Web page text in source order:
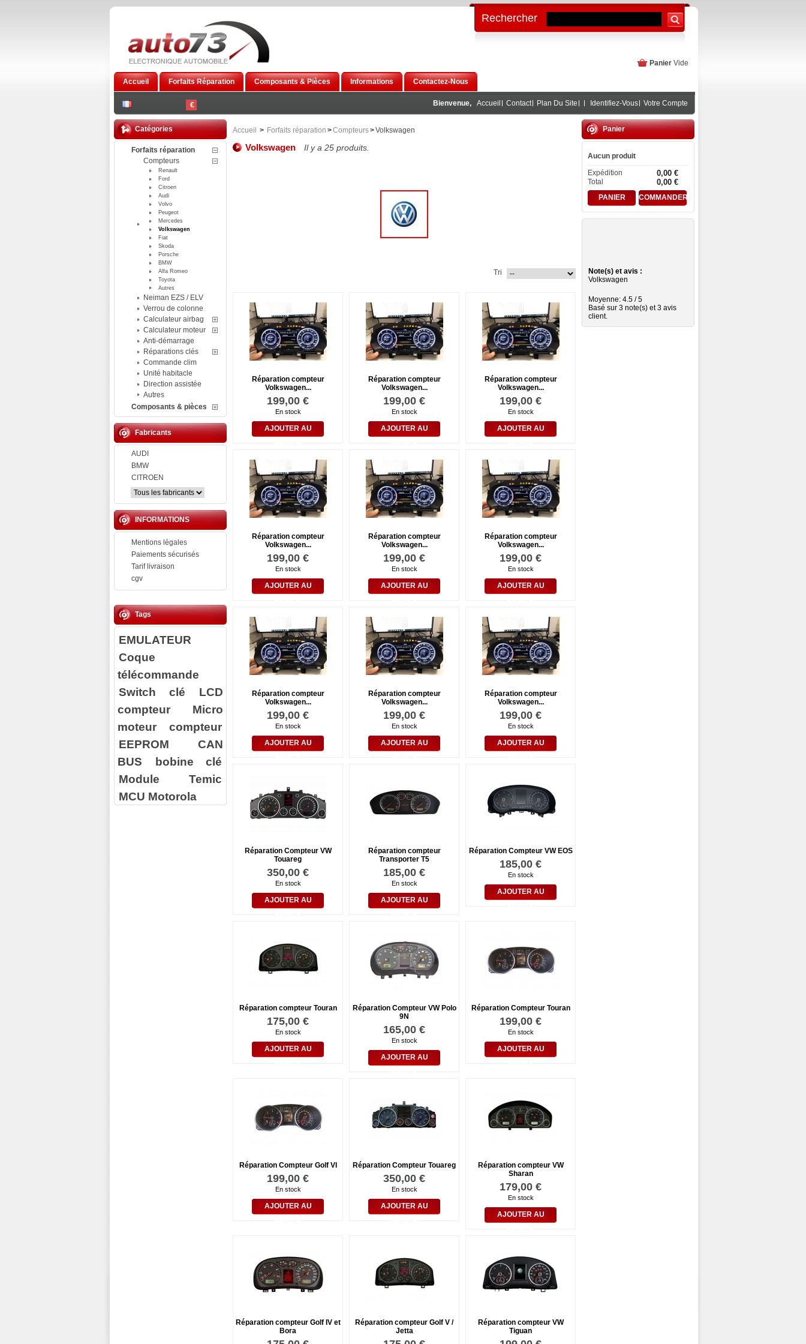
€
Accueil Forfaits Réparation Composants & Pièces Informations Contactez-Nous
Panier Vide
Bienvenue, Accueil Contact Plan Du Site Identifiez-Vous Votre Compte
Rechercher
Catégories
Forfaits réparation
Compteurs
Renault
Ford
Citroen
Audi
Volvo
Peugeot
Mercedes
Volkswagen
Fiat
Skoda
Porsche
BMW
Alfa Romeo
Toyota
Autres
Neiman EZS / ELV
Verrou de colonne
Calculateur airbag
Calculateur moteur
Anti-démarrage
Réparations clés
Commande clim
Unité habitacle
Direction assistée
Autres
Composants & pièces
Fabricants
AUDI
BMW
CITROEN
INFORMATIONS
Mentions légales
Paiements sécurisés
Tarif livraison
cgv
Tags
EMULATEUR
Coque
télécommande
Switch clé
LCD
compteur
Micro
moteur compteur
EEPROM
CAN
BUS
bobine clé
Module Temic
MCU Motorola
Accueil > Forfaits réparation >Compteurs>Volkswagen
Volkswagen Il y a 25 produits.
Tri
Réparation compteur
Volkswagen...
199,00 €
En stock
AJOUTER AU
Réparation compteur
Volkswagen...
199,00 €
En stock
AJOUTER AU
Réparation compteur
Volkswagen...
199,00 €
En stock
AJOUTER AU
Réparation compteur
Volkswagen...
199,00 €
En stock
AJOUTER AU
Réparation compteur
Volkswagen...
199,00 €
En stock
AJOUTER AU
Réparation compteur
Volkswagen...
199,00 €
En stock
AJOUTER AU
Réparation compteur
Volkswagen...
199,00 €
En stock
AJOUTER AU
Réparation compteur
Volkswagen...
199,00 €
En stock
AJOUTER AU
Réparation compteur
Volkswagen...
199,00 €
En stock
AJOUTER AU
Réparation Compteur VW
Touareg
350,00 €
En stock
AJOUTER AU
Réparation compteur
Transporter T5
185,00 €
En stock
AJOUTER AU
Réparation Compteur VW EOS
185,00 €
En stock
AJOUTER AU
Réparation compteur Touran
175,00 €
En stock
AJOUTER AU
Réparation Compteur VW Polo
9N
165,00 €
En stock
AJOUTER AU
Réparation Compteur Touran
199,00 €
En stock
AJOUTER AU
Réparation Compteur Golf VI
199,00 €
En stock
AJOUTER AU
Réparation Compteur Touareg
350,00 €
En stock
AJOUTER AU
Réparation compteur VW
Sharan
179,00 €
En stock
AJOUTER AU
Réparation compteur Golf IV et
Bora
Réparation compteur Golf V /
Jetta
Réparation compteur VW
Tiguan
Panier
Aucun produit
Expédition
0,00 €
Total 0,00 €
PANIER COMMANDER
Note(s) et avis :
Volkswagen
Moyenne: 4.5 /5
Basé sur 3 note(s) et 3 avis
client.